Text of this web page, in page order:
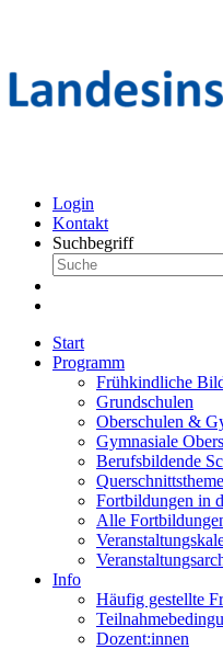
Login
Kontakt
Suchbegriff
Start
Programm
Frühkindliche
Grundschulen
Oberschulen &
Gymnasiale
Berufsbildende
Fortbildungen in
Alle
Info
Häufig gestellte
Dozent:innen